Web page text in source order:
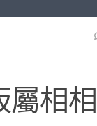
屬相相